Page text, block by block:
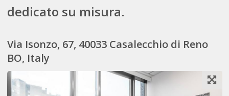
dedicato su misura.
Via Isonzo, 67, 40033 Casalecchio di Reno
BO, Italy